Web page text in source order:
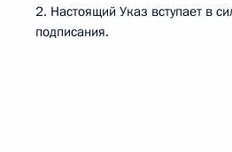
2. Настоящий Указ вступает в
подписания.